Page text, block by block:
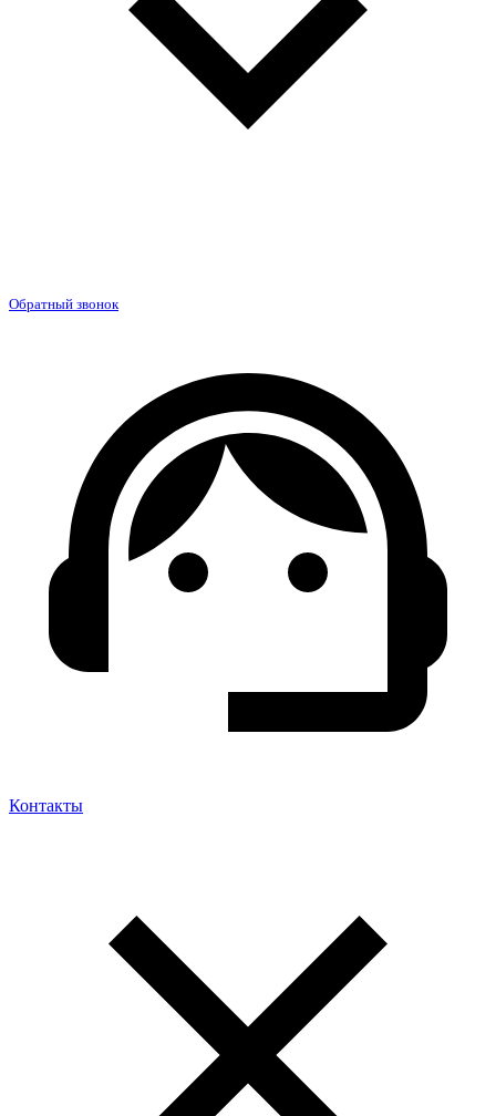
Обратный звонок
Контакты